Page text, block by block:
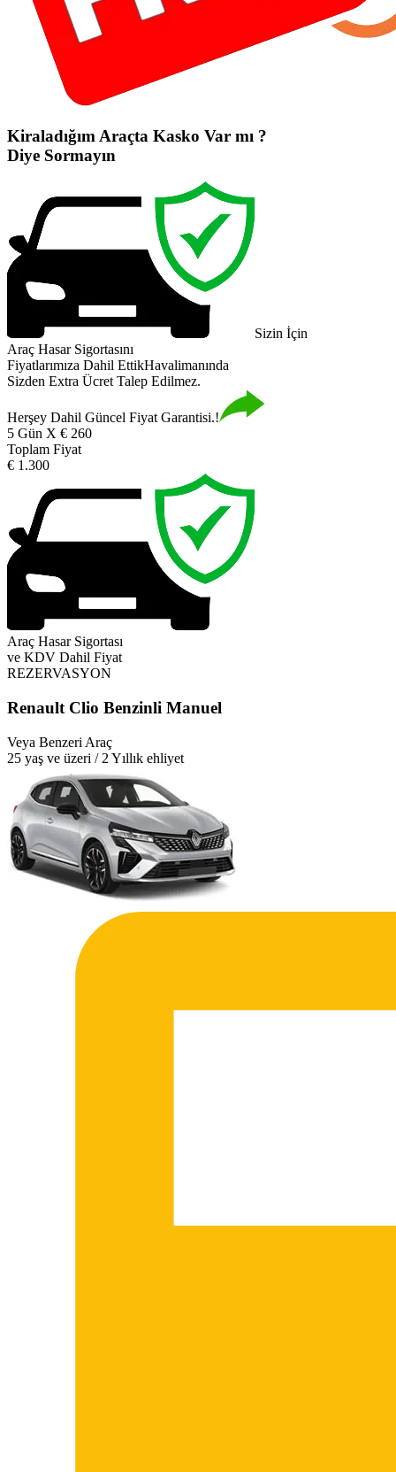
Kiraladığım Araçta Kasko Var mı ?
Diye Sormayın
Sizin İçin
Araç Hasar Sigortasını
Fiyatlarımıza Dahil EttikHavalimanında
Sizden Extra Ücret Talep Edilmez.
Herşey Dahil Güncel Fiyat Garantisi.!
5 Gün X € 260
Toplam Fiyat
€ 1.300
Araç Hasar Sigortası
ve KDV Dahil Fiyat
REZERVASYON
Renault Clio Benzinli Manuel
Veya Benzeri Araç
25 yaş ve üzeri / 2 Yıllık ehliyet